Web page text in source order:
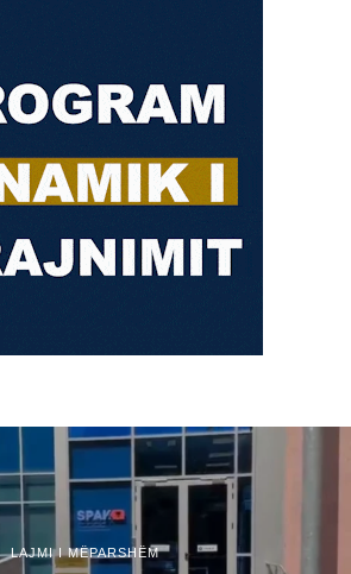
LAJMI I MËPARSHËM